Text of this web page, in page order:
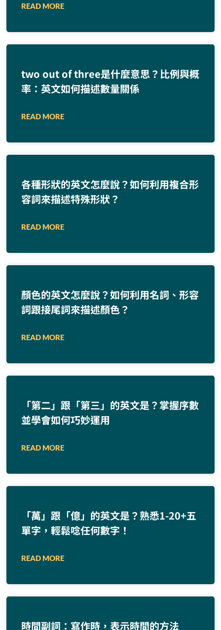
READ MORE
two out of three是什麼意思？比例與概
率：英文如何描述數量關係
READ MORE
各種形狀的英文怎麼說？如何利用複合形
容詞來描述特殊形狀？
READ MORE
顏色的英文怎麼說？如何利用名詞、形容
詞跟接尾詞來描述顏色？
READ MORE
「第二」跟「第三」的英文是？掌握序數
並學會如何巧妙運用
READ MORE
「萬」跟「億」的英文是？熟悉1-20+五
單字，輕鬆唸任何數字！
READ MORE
時間副詞：寫作時，表示時間的方法